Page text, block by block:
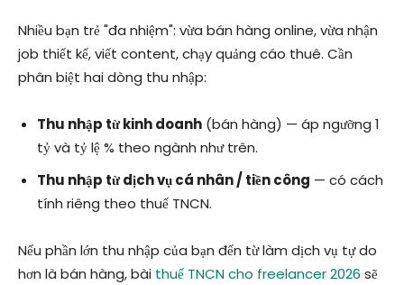
Nhiều bạn trẻ "đa nhiệm": vừa bán hàng online, vừa nhận
job thiết kế, viết content, chạy quảng cáo thuê. Cần
phân biệt hai dòng thu nhập:
Thu nhập từ kinh doanh (bán hàng) — áp ngưỡng 1
tỷ và tỷ lệ % theo ngành như trên.
Thu nhập từ dịch vụ cá nhân / tiền công — có cách
tính riêng theo thuế TNCN.
Nếu phần lớn thu nhập của bạn đến từ làm dịch vụ tự do
hơn là bán hàng, bài thuế TNCN cho freelancer 2026 sẽ